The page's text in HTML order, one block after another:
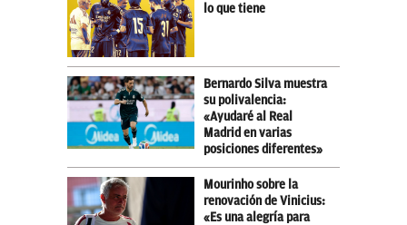
lo que tiene
Bernardo Silva muestra
su polivalencia:
«Ayudaré al Real
Madrid en varias
posiciones diferentes»
Mourinho sobre la
renovación de Vinicius:
«Es una alegría para